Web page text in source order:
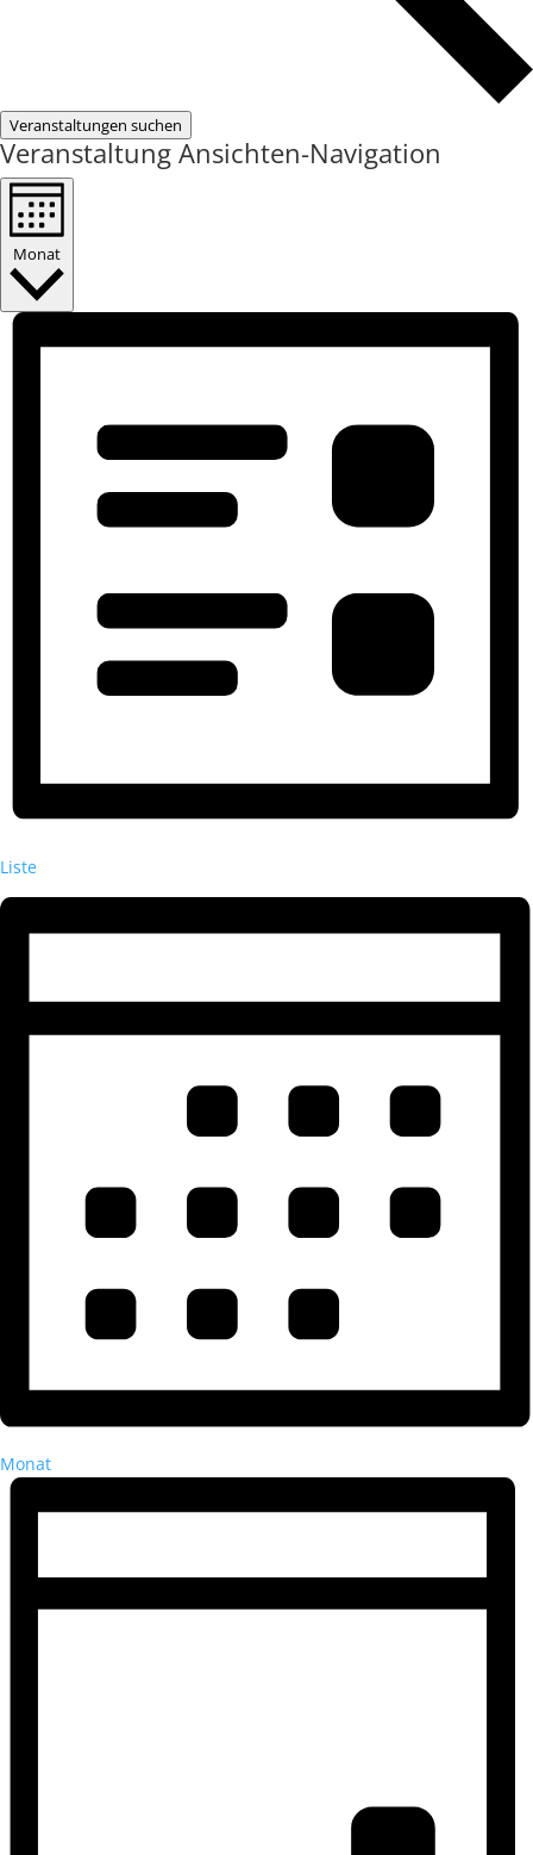
Veranstaltungen suchen
Veranstaltung Ansichten-Navigation
Monat
Liste
Monat